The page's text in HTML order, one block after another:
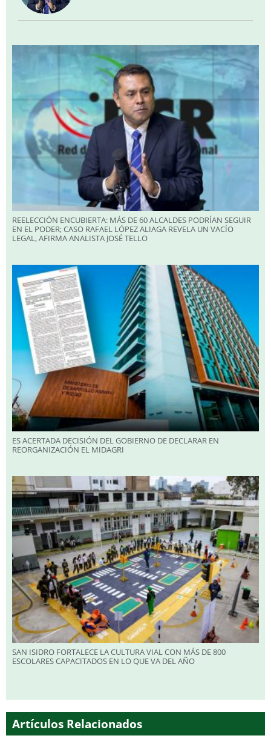
REELECCIÓN ENCUBIERTA: MÁS DE 60 ALCALDES PODRÍAN SEGUIR
EN EL PODER; CASO RAFAEL LÓPEZ ALIAGA REVELA UN VACÍO
LEGAL, AFIRMA ANALISTA JOSÉ TELLO
ES ACERTADA DECISIÓN DEL GOBIERNO DE DECLARAR EN
REORGANIZACIÓN EL MIDAGRI
SAN ISIDRO FORTALECE LA CULTURA VIAL CON MÁS DE 800
ESCOLARES CAPACITADOS EN LO QUE VA DEL AÑO
Artículos Relacionados